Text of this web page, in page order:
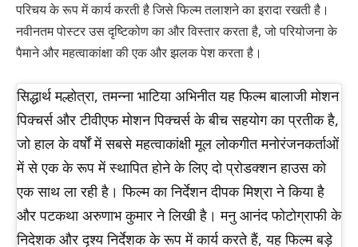
परिचय के रूप में कार्य करती है जिसे फिल्म तलाशने का इरादा रखती है।
नवीनतम पोस्टर उस दृष्टिकोण का और विस्तार करता है, जो परियोजना के
पैमाने और महत्वाकांक्षा की एक और झलक पेश करता है।
सिद्धार्थ मल्होत्रा, तमन्ना भाटिया अभिनीत यह फिल्म बालाजी मोशन
पिक्चर्स और टीवीएफ मोशन पिक्चर्स के बीच सहयोग का प्रतीक है,
जो हाल के वर्षों में सबसे महत्वाकांक्षी मूल लोकगीत मनोरंजनकर्ताओं
में से एक के रूप में स्थापित होने के लिए दो प्रोडक्शन हाउस को
एक साथ ला रही है। फिल्म का निर्देशन दीपक मिश्रा ने किया है
और पटकथा अरुणाभ कुमार ने लिखी है। मनु आनंद फोटोग्राफी के
निदेशक और दृश्य निर्देशक के रूप में कार्य करते हैं, यह फिल्म बड़े